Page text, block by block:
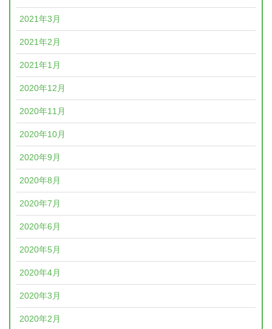
2021年3月
2021年2月
2021年1月
2020年12月
2020年11月
2020年10月
2020年9月
2020年8月
2020年7月
2020年6月
2020年5月
2020年4月
2020年3月
2020年2月